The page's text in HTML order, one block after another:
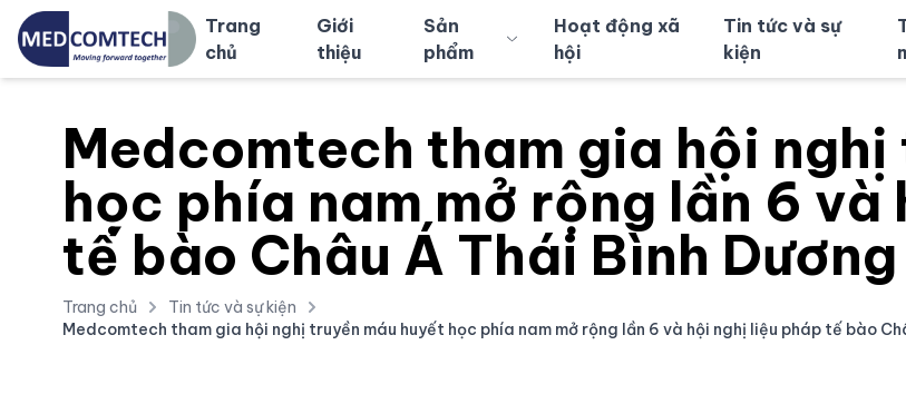
Trang
chủ
Giới
thiệu
Sản
phẩm
Hoạt động xã
hội
Tin tức và sự
kiện
Medcomtech tham gia hội
học phía nam mở rộng lần 6
tế bào Châu Á Thái Bình
Trang chủ
Tin tức và sự kiện
Medcomtech tham gia hội nghị truyền máu huyết học phía nam mở rộng lần 6 và hội nghị liệu pháp tế bào